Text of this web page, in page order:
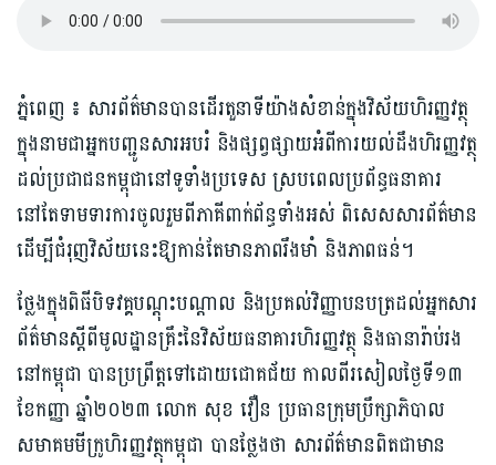
ភ្នំពេញ ៖ សារព័ត៌មានបានដើរតួនាទីយ៉ាងសំខាន់ក្នុងវិស័យហិរញ្ញវត្ថុ
ក្នុងនាមជាអ្នកបញ្ជូនសារអបរំ និងផ្សព្វផ្សាយអំពីការយល់ដឹងហិរញ្ញវត្ថុ
ដល់ប្រជាជនកម្ពុជានៅទូទាំងប្រទេស ស្របពេលប្រព័ន្ធធនាគារ
នៅតែទាមទារការចូលរួមពីភាគីពាក់ព័ន្ធទាំងអស់ ពិសេសសារព័ត៌មាន
ដើម្បីជំរុញវិស័យនេះឱ្យកាន់តែមានភាពរឹងមាំ និងភាពធន់។
ថ្លែងក្នុងពិធីបិទវគ្គបណ្តុះបណ្តាល និងប្រគល់វិញ្ញាបនបត្រដល់អ្នកសារ
ព័ត៌មានស្ដីពីមូលដ្ឋានគ្រឹះនៃវិស័យធនាគារហិរញ្ញវត្ថុ និងធានារ៉ាប់រង
នៅកម្ពុជា បានប្រព្រឹត្តទៅដោយជោគជ័យ កាលពីរសៀលថ្ងៃទី១៣
ខែកញ្ញា ឆ្នាំ២០២៣ លោក សុខ វឿន ប្រធានក្រុមប្រឹក្សាភិបាល
សមាគមមីក្រូហិរញ្ញវត្ថុកម្ពុជា បានថ្លែងថា សារព័ត៌មានពិតជាមាន